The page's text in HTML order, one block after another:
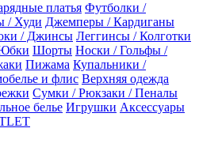
платья Футболки /
/ Худи Джемперы / Кардиганы
/ Джинсы Леггинсы / Колготки
Шорты Носки / Гольфы /
Пижама Купальники /
и флис Верхняя одежда
Сумки / Рюкзаки / Пеналы
белье Игрушки Аксессуары